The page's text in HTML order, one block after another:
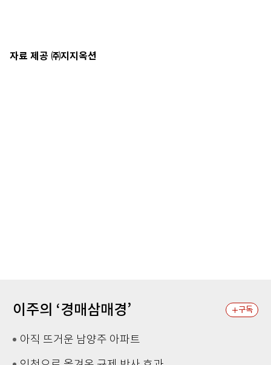
자료 제공 ㈜지지옥션
이주의 ‘경매삼매경’ 구독
아직 뜨거운 남양주 아파트